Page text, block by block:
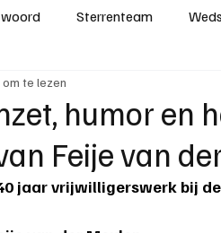
woord Sterrenteam
- Meest sportieve ploeg
Bekervoetbal Ster van
humor en
Feije van
om te lezen
jaar vrijwilligerswerk bij